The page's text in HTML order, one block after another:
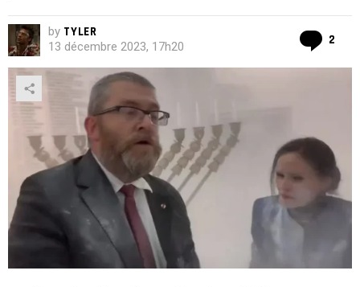
by TYLER
13 décembre 2023, 17h20 2